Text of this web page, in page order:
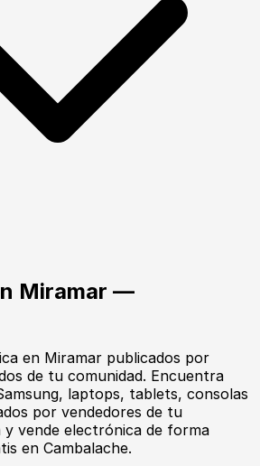
Miramar —
en Miramar publicados por
de tu comunidad. Encuentra
laptops, tablets, consolas
por vendedores de tu
y vende electrónica de forma
en Cambalache.